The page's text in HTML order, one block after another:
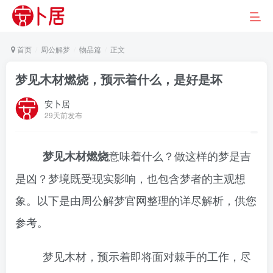
首页 周公解梦 物品篇 正文
梦见木材燃烧，预示着什么，是好是坏
安卜居
29天前发布
梦见木材燃烧意味着什么？做这样的梦是吉
是凶？梦境既受现实影响，也包含梦者的主观想
象。以下是由周公解梦官网整理的详尽解析，供您
参考。
梦见木材，预示着即将面对棘手的工作，尽